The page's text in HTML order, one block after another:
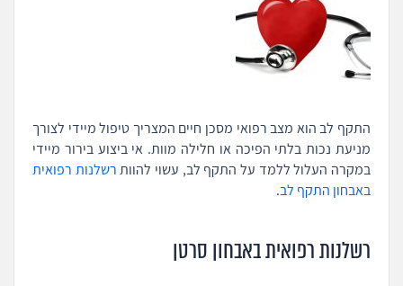
התקף לב הוא מצב רפואי מסכן חיים המצריך טיפול מיידי לצורך
מניעת נכות בלתי הפיכה או חלילה מוות. אי ביצוע בירור מיידי
במקרה העלול ללמד על התקף לב, עשוי להוותרשלנות רפואית
באבחון התקף לב.
רשלנות רפואית באבחון סרטן